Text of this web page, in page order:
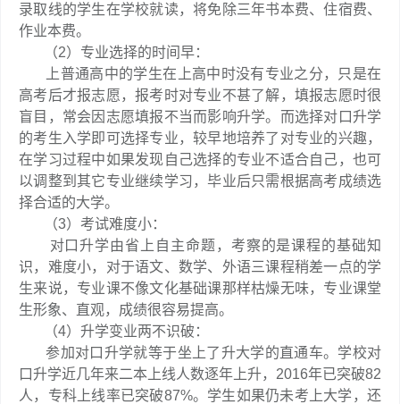
录取线的学生在学校就读，将免除三年书本费、住宿费、
作业本费。
（2）专业选择的时间早：
上普通高中的学生在上高中时没有专业之分，只是在
高考后才报志愿，报考时对专业不甚了解，填报志愿时很
盲目，常会因志愿填报不当而影响升学。而选择对口升学
的考生入学即可选择专业，较早地培养了对专业的兴趣，
在学习过程中如果发现自己选择的专业不适合自己，也可
以调整到其它专业继续学习，毕业后只需根据高考成绩选
择合适的大学。
（3）考试难度小：
对口升学由省上自主命题，考察的是课程的基础知
识，难度小，对于语文、数学、外语三课程稍差一点的学
生来说，专业课不像文化基础课那样枯燥无味，专业课堂
生形象、直观，成绩很容易提高。
（4）升学变业两不识破：
参加对口升学就等于坐上了升大学的直通车。学校对
口升学近几年来二本上线人数逐年上升，2016年已突破82
人，专科上线率已突破87%。学生如果仍未考上大学，还